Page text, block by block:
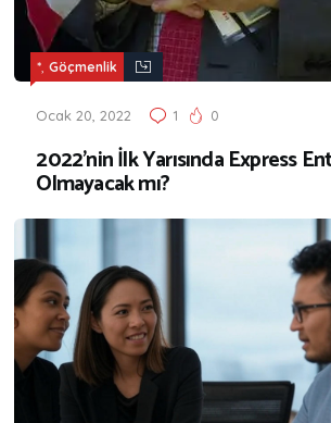
*,Göçmenlik
Ocak 20, 2022 1 0
2022’nin İlk Yarısında Express
Olmayacak mı?